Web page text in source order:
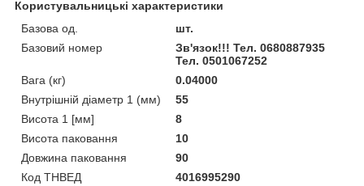
Користувальницькі характеристики
Базова од.
шт.
Базовий номер
Зв'язок!!! Тел. 0680887935
Тел. 0501067252
Вага (кг)
0.04000
Внутрішній діаметр 1 (мм)
55
Висота 1 [мм]
8
Висота паковання
10
Довжина паковання
90
Код ТНВЕД
4016995290